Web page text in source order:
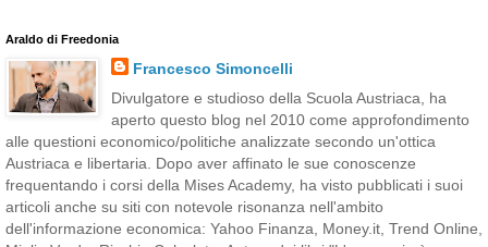
Araldo di Freedonia
Francesco Simoncelli
Divulgatore e studioso della Scuola Austriaca, ha
aperto questo blog nel 2010 come approfondimento
alle questioni economico/politiche analizzate secondo un'ottica
Austriaca e libertaria. Dopo aver affinato le sue conoscenze
frequentando i corsi della Mises Academy, ha visto pubblicati i suoi
articoli anche su siti con notevole risonanza nell'ambito
dell'informazione economica: Yahoo Finanza, Money.it, Trend Online,